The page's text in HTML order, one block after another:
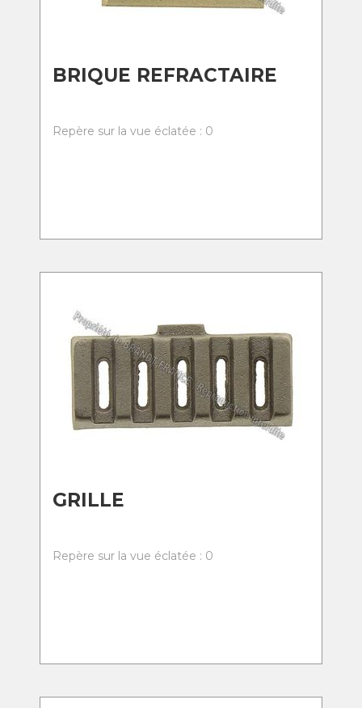
BRIQUE REFRACTAIRE
Repère sur la vue éclatée : 0
GRILLE
Repère sur la vue éclatée : 0